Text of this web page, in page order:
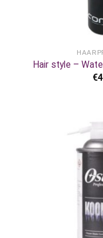
Hair style –
€